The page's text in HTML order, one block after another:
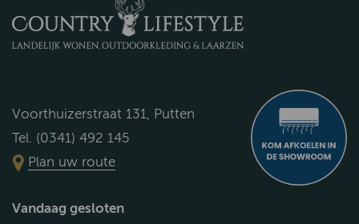
Voorthuizerstraat 131, Putten
Tel. (0341) 492 145
Plan uw route
Vandaag gesloten